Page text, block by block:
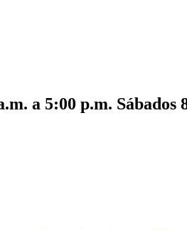
a 5:00 p.m. Sábados